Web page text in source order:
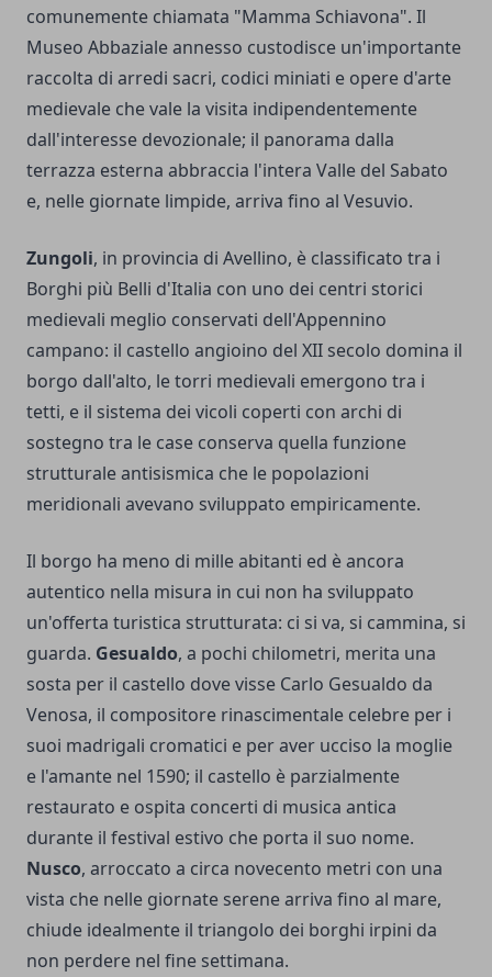
comunemente chiamata "Mamma Schiavona". Il
Museo Abbaziale annesso custodisce un'importante
raccolta di arredi sacri, codici miniati e opere d'arte
medievale che vale la visita indipendentemente
dall'interesse devozionale; il panorama dalla
terrazza esterna abbraccia l'intera Valle del Sabato
e, nelle giornate limpide, arriva fino al Vesuvio.
Zungoli, in provincia di Avellino, è classificato tra i
Borghi più Belli d'Italia con uno dei centri storici
medievali meglio conservati dell'Appennino
campano: il castello angioino del XII secolo domina il
borgo dall'alto, le torri medievali emergono tra i
tetti, e il sistema dei vicoli coperti con archi di
sostegno tra le case conserva quella funzione
strutturale antisismica che le popolazioni
meridionali avevano sviluppato empiricamente.
Il borgo ha meno di mille abitanti ed è ancora
autentico nella misura in cui non ha sviluppato
un'offerta turistica strutturata: ci si va, si cammina, si
guarda. Gesualdo, a pochi chilometri, merita una
sosta per il castello dove visse Carlo Gesualdo da
Venosa, il compositore rinascimentale celebre per i
suoi madrigali cromatici e per aver ucciso la moglie
e l'amante nel 1590; il castello è parzialmente
restaurato e ospita concerti di musica antica
durante il festival estivo che porta il suo nome.
Nusco, arroccato a circa novecento metri con una
vista che nelle giornate serene arriva fino al mare,
chiude idealmente il triangolo dei borghi irpini da
non perdere nel fine settimana.